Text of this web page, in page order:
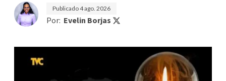
Publicado4 ago. 2026
Por: Evelin Borjas